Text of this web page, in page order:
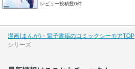
レビュー投稿数0件
漫画(まんが)・電子書籍のコミックシーモアTOP
シリーズ